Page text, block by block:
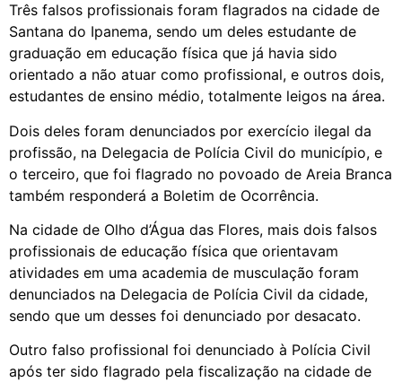
Três falsos profissionais foram flagrados na cidade de
Santana do Ipanema, sendo um deles estudante de
graduação em educação física que já havia sido
orientado a não atuar como profissional, e outros dois,
estudantes de ensino médio, totalmente leigos na área.
Dois deles foram denunciados por exercício ilegal da
profissão, na Delegacia de Polícia Civil do município, e
o terceiro, que foi flagrado no povoado de Areia Branca
também responderá a Boletim de Ocorrência.
Na cidade de Olho d’Água das Flores, mais dois falsos
profissionais de educação física que orientavam
atividades em uma academia de musculação foram
denunciados na Delegacia de Polícia Civil da cidade,
sendo que um desses foi denunciado por desacato.
Outro falso profissional foi denunciado à Polícia Civil
após ter sido flagrado pela fiscalização na cidade de